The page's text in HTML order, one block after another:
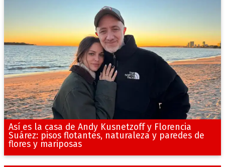
Así es la casa de Andy Kusnetzoff y Florencia
Suárez: pisos flotantes, naturaleza y paredes de
flores y mariposas